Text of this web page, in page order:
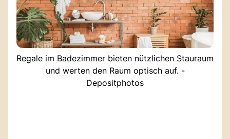
Regale im Badezimmer bieten nützlichen Stauraum
und werten den Raum optisch auf. -
Depositphotos